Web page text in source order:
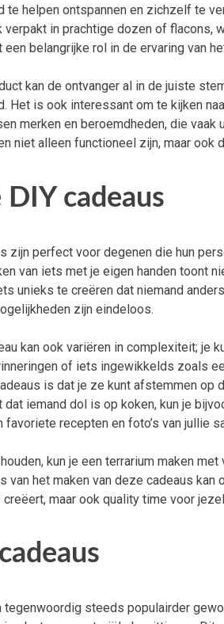
te helpen ontspannen en zichzelf te
verpakt in prachtige dozen of flacons,
belangrijke rol in de ervaring van
kan de ontvanger al in de juiste
Het is ook interessant om te kijken
merken en beroemdheden, die
niet alleen functioneel zijn, maar ook
cadeaus
zijn perfect voor degenen die hun
van iets met je eigen handen toont
unieks te creëren dat niemand
zijn eindeloos.
kan ook variëren in complexiteit; je
of iets ingewikkelds zoals
is dat je ze kunt afstemmen op
dat iemand dol is op koken, kun je
favoriete recepten en foto’s van jullie
kun je een terrarium maken
van het maken van deze cadeaus kan
maar ook quality time voor
tegenwoordig steeds populairder